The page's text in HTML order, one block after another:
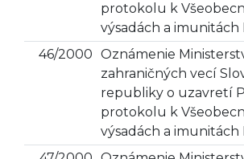
protokolu k
výsadách a imunitách
46/2000 Oznámenie
zahraničných vecí
republiky o uzavretí
protokolu k
výsadách a imunitách